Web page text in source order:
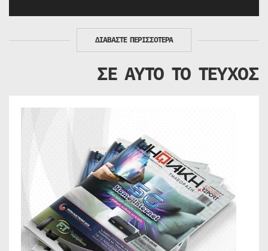
ΔΙΑΒΑΣΤΕ ΠΕΡΙΣΣΟΤΕΡΑ
ΣΕ ΑΥΤΟ ΤΟ ΤΕΥΧΟΣ